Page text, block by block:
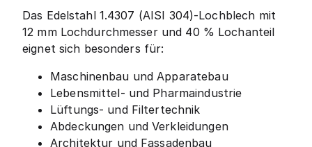
Das Edelstahl 1.4307 (AISI 304)-Lochblech mit
12 mm Lochdurchmesser und 40 % Lochanteil
eignet sich besonders für:
Maschinenbau und Apparatebau
Lebensmittel- und Pharmaindustrie
Lüftungs- und Filtertechnik
Abdeckungen und Verkleidungen
Architektur und Fassadenbau